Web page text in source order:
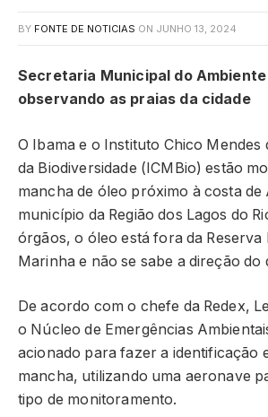
BY FONTE DE NOTICIAS ON JUNHO 13, 2024
Secretaria Municipal do
observando as praias da cidade
O Ibama e o Instituto Chico Mendes
da Biodiversidade (ICMBio) estão
mancha de óleo próximo à costa de
município da Região dos Lagos do
órgãos, o óleo está fora da Reserva
Marinha e não se sabe a direção do
De acordo com o chefe da Redex,
o Núcleo de Emergências
acionado para fazer a identificação
mancha, utilizando uma aeronave
tipo de monitoramento.